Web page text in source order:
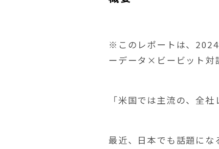
※このレポートは、
ーデータ×ビービット対
「米国では主流の、全
最近、日本でも話題にな